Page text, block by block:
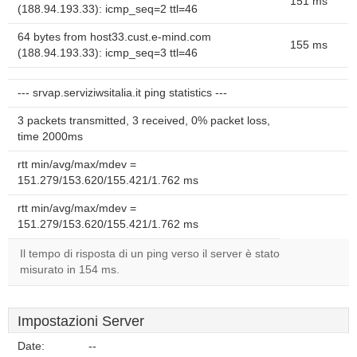
(188.94.193.33): icmp_seq=2 ttl=46
64 bytes from host33.cust.e-mind.com
(188.94.193.33): icmp_seq=3 ttl=46
155 ms
--- srvap.serviziwsitalia.it ping statistics ---
3 packets transmitted, 3 received, 0% packet loss,
time 2000ms
rtt min/avg/max/mdev =
151.279/153.620/155.421/1.762 ms
rtt min/avg/max/mdev =
151.279/153.620/155.421/1.762 ms
Il tempo di risposta di un ping verso il server è stato
misurato in 154 ms.
Impostazioni Server
Date: --